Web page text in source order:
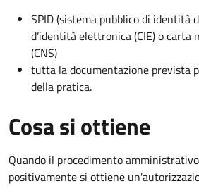
SPID (sistema pubblico di identità
d’identità elettronica (CIE) o carta
(CNS)
tutta la documentazione prevista
della pratica.
Cosa si ottiene
Quando il procedimento
positivamente si ottiene